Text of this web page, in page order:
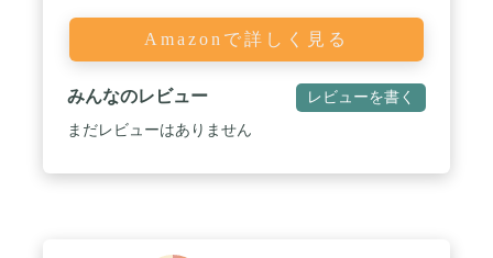
Amazonで詳しく見る
みんなのレビュー レビューを書く
まだレビューはありません